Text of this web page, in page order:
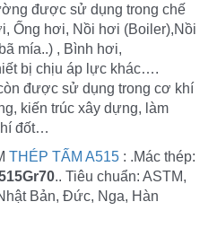
được sử dụng trong chế
Ống hơi, Nồi hơi (Boiler),Nồi
mía..) , Bình hơi,
bị chịu áp lực khác….
được sử dụng trong cơ khí
kiến trúc xây dựng, làm
đốt…
THÉP TẤM A515
.. Tiêu chuẩn: ASTM,
Bản, Đức, Nga, Hàn